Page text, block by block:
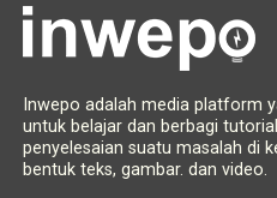
Inwepo adalah media platform
untuk belajar dan berbagi
penyelesaian suatu masalah di
bentuk teks, gambar. dan video.